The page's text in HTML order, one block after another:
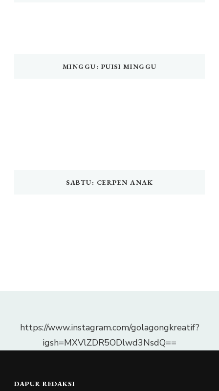
MINGGU: PUISI MINGGU
SABTU: CERPEN ANAK
https://www.instagram.com/golagongkreatif?
igsh=MXVlZDR5ODlwd3NsdQ==
DAPUR REDAKSI